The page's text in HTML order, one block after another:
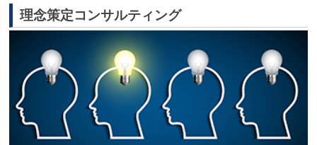
理念策定コンサルティング